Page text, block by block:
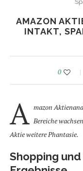
AMAZON
INTAKT,
0
A mazon
Bereiche
Aktie weitere Phantasie.
Shopping